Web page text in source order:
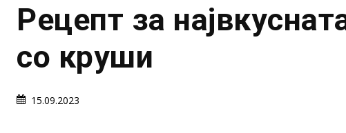
Рецепт за
со круши
15.09.2023